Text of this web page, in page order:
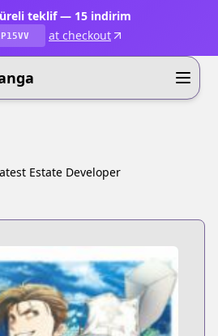
süreli teklif — 15 indirim
at checkout
Estate Developer